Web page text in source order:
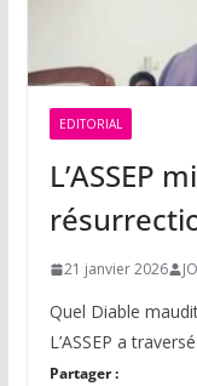
EDITORIAL
L’ASSEP
21 janvier 2026
Quel Diable
L’ASSEP a
Partager :